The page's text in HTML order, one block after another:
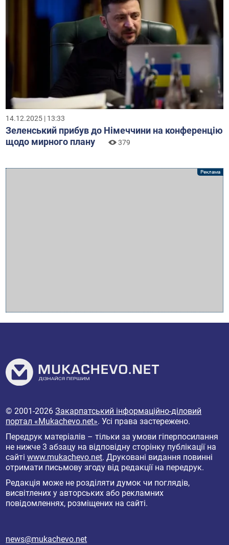
14.12.2025 | 13:33
Зеленський прибув до Німеччини на конференцію
щодо мирного плану
379
© 2001-2026Закарпатський інформаційно-діловий
портал «Mukachevo.net». Усі права застережено.
Передрук матеріалів – тільки за умови гіперпосилання
не нижче 3 абзацу на відповідну сторінку публікації на
сайтіwww.mukachevo.net. Друковані видання повинні
отримати письмову згоду від редакції на передрук.
Редакція може не розділяти думок чи поглядів,
висвітлених у авторських або рекламних
повідомленнях, розміщених на сайті.
news@mukachevo.net